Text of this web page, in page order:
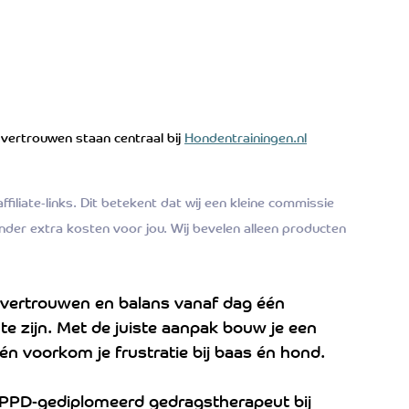
staan centraal bij Hondentrainingen.nl
links. Dit betekent dat wij een kleine commissie
extra kosten voor jou. Wij bevelen alleen producten
en balans vanaf dag één
zijn. Met de juiste aanpak bouw je een
voorkom je frustratie bij baas én hond.
gediplomeerd gedragstherapeut bij